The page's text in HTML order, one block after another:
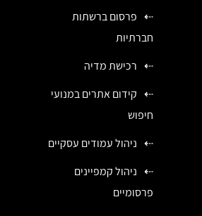
פרסום ברשתות
חברתיות
רכישת מדיה
קידום אתרים במנועי
חיפוש
ניהול עמודים עסקיים
ניהול קמפיינים
פרסומיים